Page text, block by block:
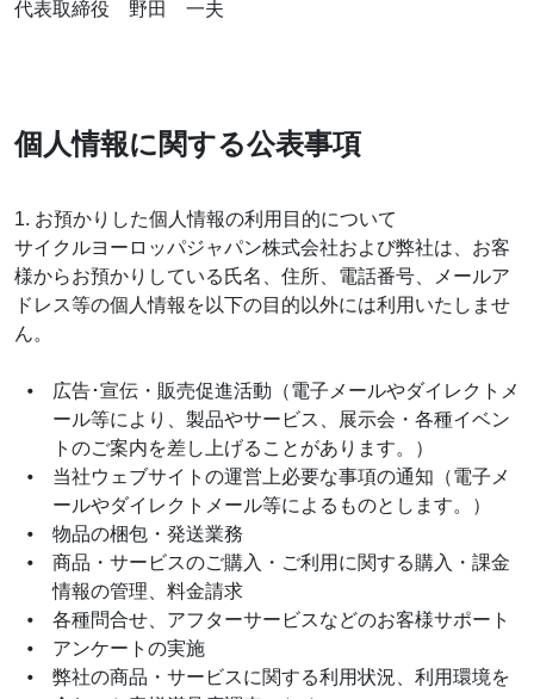
代表取締役 野田 一夫
個人情報に関する公表事項
1. お預かりした個人情報の利用目的について
サイクルヨーロッパジャパン株式会社および弊社は、お客
様からお預かりしている氏名、住所、電話番号、メールア
ドレス等の個人情報を以下の目的以外には利用いたしませ
ん。
広告･宣伝・販売促進活動（電子メールやダイレクトメ
ール等により、製品やサービス、展示会・各種イベン
トのご案内を差し上げることがあります。）
当社ウェブサイトの運営上必要な事項の通知（電子メ
ールやダイレクトメール等によるものとします。）
物品の梱包・発送業務
商品・サービスのご購入・ご利用に関する購入・課金
情報の管理、料金請求
各種問合せ、アフターサービスなどのお客様サポート
アンケートの実施
弊社の商品・サービスに関する利用状況、利用環境を